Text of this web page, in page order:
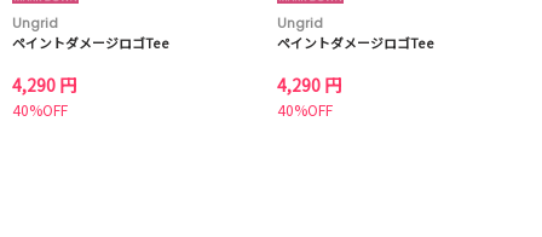
Ungrid
ペイントダメージロゴTee
4,290 円
40%OFF
Ungrid
ペイントダメージロゴTee
4,290 円
40%OFF